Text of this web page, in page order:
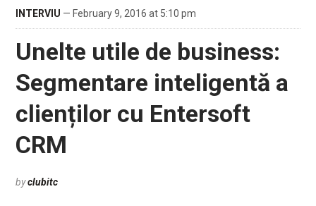
INTERVIU — February 9, 2016 at 5:10 pm
Unelte utile de business:
Segmentare inteligentă a
clienților cu Entersoft
CRM
byclubitc